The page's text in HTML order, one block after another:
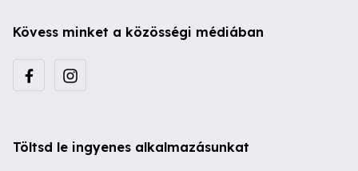
Kövess minket a közösségi médiában
Töltsd le ingyenes alkalmazásunkat